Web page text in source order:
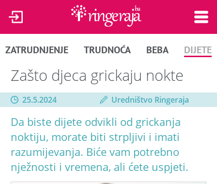
ZATRUDNJENJE TRUDNOĆA BEBA DIJETE
Zašto djeca grickaju nokte
25.5.2024 Uredništvo Ringeraja
Da biste dijete odvikli od grickanja
noktiju, morate biti strpljivi i imati
razumijevanja. Biće vam potrebno
nježnosti i vremena, ali ćete uspjeti.